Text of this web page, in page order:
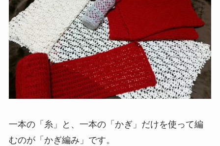
一本の「糸」と、一本の「かぎ」だけを使って編
むのが「かぎ編み」です。